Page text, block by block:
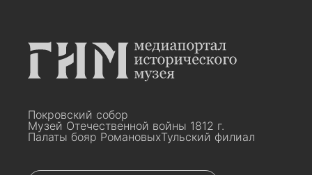
Покровский собор
Музей Отечественной войны 1812 г.
Палаты бояр РомановыхТульский филиал